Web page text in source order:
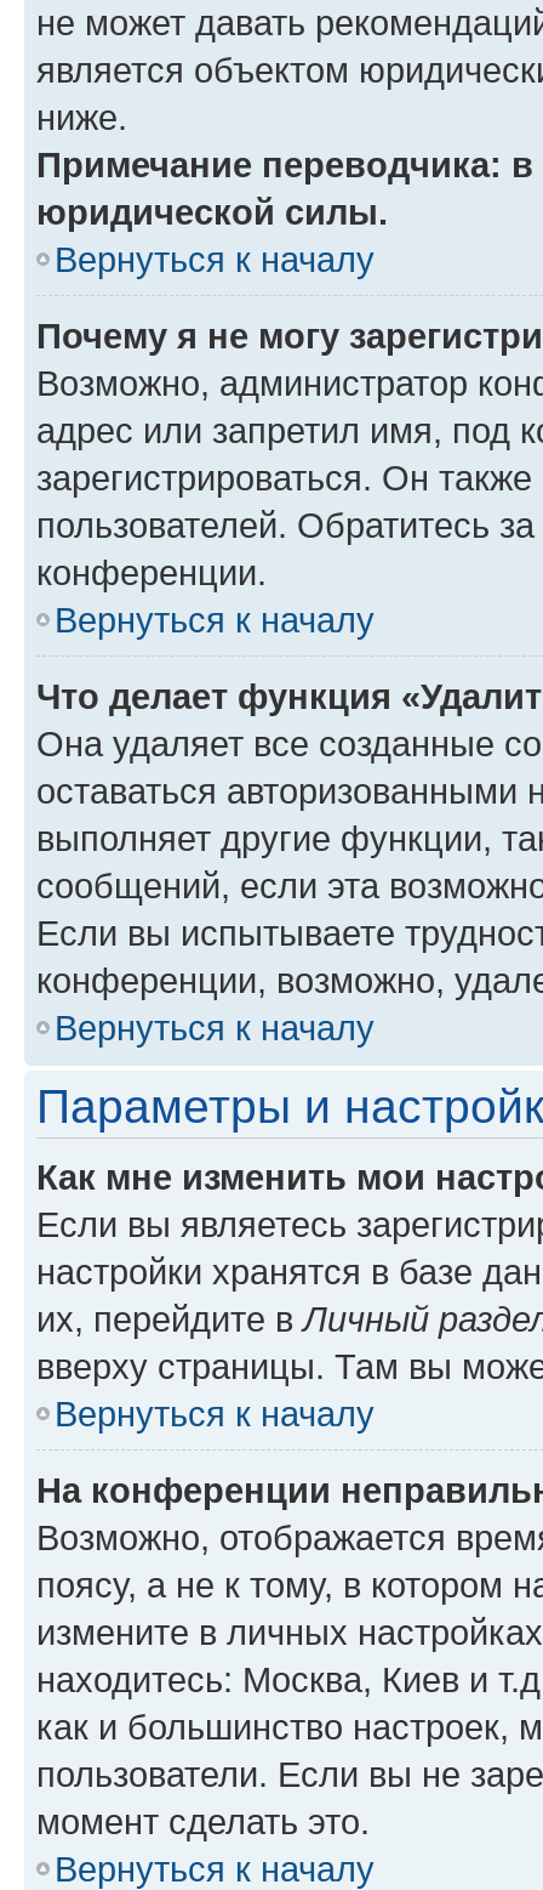
не может давать
является объектом
ниже.
Примечание переводчика:
юридической силы.
Вернуться к началу
Почему я не могу
Возможно, администратор
адрес или запретил имя, под
зарегистрироваться. Он
пользователей. Обратитесь
конференции.
Вернуться к началу
Что делает функция
Она удаляет все созданные
оставаться авторизованными
выполняет другие функции,
сообщений, если эта
Если вы испытываете
конференции, возможно,
Вернуться к началу
Параметры и
Как мне изменить мои
Если вы являетесь
настройки хранятся в базе
их, перейдите вЛичный
вверху страницы. Там вы
Вернуться к началу
На конференции
Возможно, отображается
поясу, а не к тому, в котором
измените в личных
находитесь: Москва, Киев и
как и большинство настроек,
пользователи. Если вы не
момент сделать это.
Вернуться к началу